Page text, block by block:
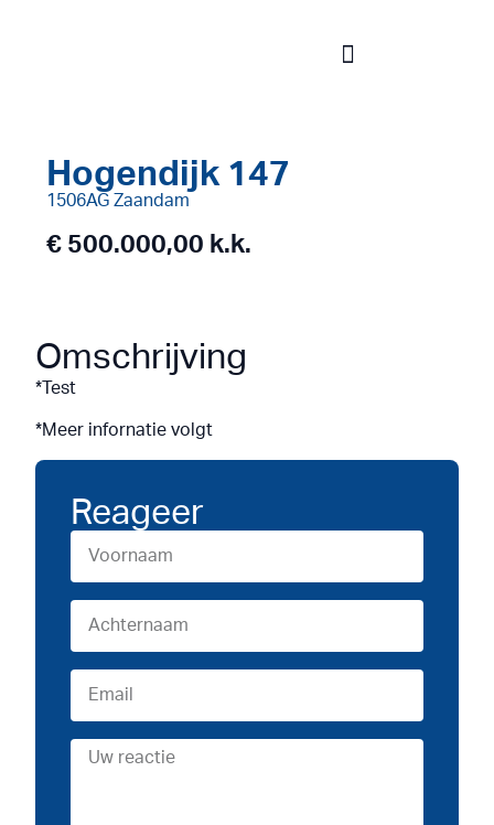
Hogendijk 147
1506AG Zaandam
€ 500.000,00 k.k.
Omschrijving
*Test
*Meer infornatie volgt
Reageer